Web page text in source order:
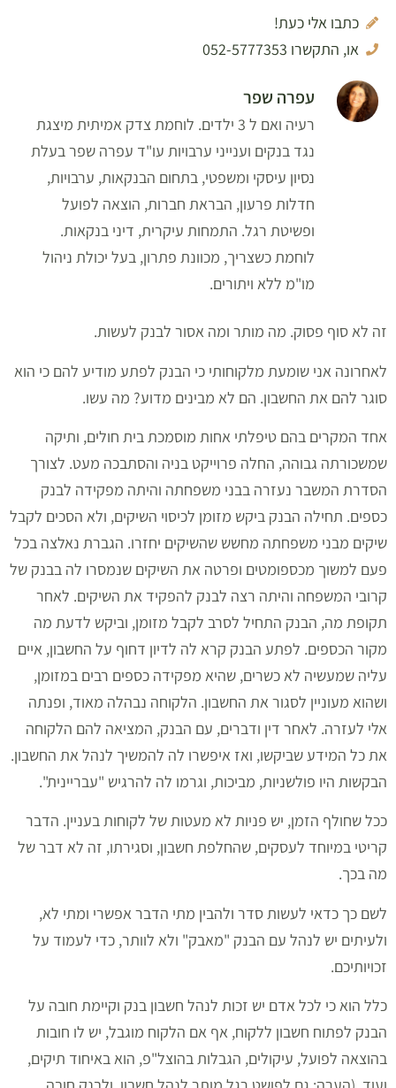
כתבו אלי כעת!
או, התקשרו 052-5777353
עפרה שפר
רעיה ואם ל 3 ילדים. לוחמת צדק אמיתית מיצגת
נגד בנקים וענייני ערבויות עו"ד עפרה שפר בעלת
נסיון עיסקי ומשפטי, בתחום הבנקאות, ערבויות,
חדלות פרעון, הבראת חברות, הוצאה לפועל
ופשיטת רגל. התמחות עיקרית, דיני בנקאות.
לוחמת כשצריך, מכוונת פתרון, בעל יכולת ניהול
מו"מ ללא ויתורים.
זה לא סוף פסוק. מה מותר ומה אסור לבנק לעשות.
לאחרונה אני שומעת מלקוחותי כי הבנק לפתע מודיע להם כי הוא
סוגר להם את החשבון. הם לא מבינים מדוע? מה עשו.
אחד המקרים בהם טיפלתי אחות מוסמכת בית חולים, ותיקה
שמשכורתה גבוהה, החלה פרוייקט בניה והסתבכה מעט. לצורך
הסדרת המשבר נעזרה בבני משפחתה והיתה מפקידה לבנק
כספים. תחילה הבנק ביקש מזומן לכיסוי השיקים, ולא הסכים לקבל
שיקים מבני משפחתה מחשש שהשיקים יחזרו. הגברת נאלצה בכל
פעם למשוך מכספומטים ופרטה את השיקים שנמסרו לה בבנק של
קרובי המשפחה והיתה רצה לבנק להפקיד את השיקים. לאחר
תקופת מה, הבנק התחיל לסרב לקבל מזומן, וביקש לדעת מה
מקור הכספים. לפתע הבנק קרא לה לדיון דחוף על החשבון, איים
עליה שמעשיה לא כשרים, שהיא מפקידה כספים רבים במזומן,
ושהוא מעוניין לסגור את החשבון. הלקוחה נבהלה מאוד, ופנתה
אלי לעזרה. לאחר דין ודברים, עם הבנק, המציאה להם הלקוחה
את כל המידע שביקשו, ואז איפשרו לה להמשיך לנהל את החשבון.
הבקשות היו פולשניות, מביכות, וגרמו לה להרגיש "עבריינית".
ככל שחולף הזמן, יש פניות לא מעטות של לקוחות בעניין. הדבר
קריטי במיוחד לעסקים, שהחלפת חשבון, וסגירתו, זה לא דבר של
מה בכך.
לשם כך כדאי לעשות סדר ולהבין מתי הדבר אפשרי ומתי לא,
ולעיתים יש לנהל עם הבנק "מאבק" ולא לוותר, כדי לעמוד על
זכויותיכם.
כלל הוא כי לכל אדם יש זכות לנהל חשבון בנק וקיימת חובה על
הבנק לפתוח חשבון ללקוח, אף אם הלקוח מוגבל, יש לו חובות
בהוצאה לפועל, עיקולים, הגבלות בהוצל"פ, הוא באיחוד תיקים,